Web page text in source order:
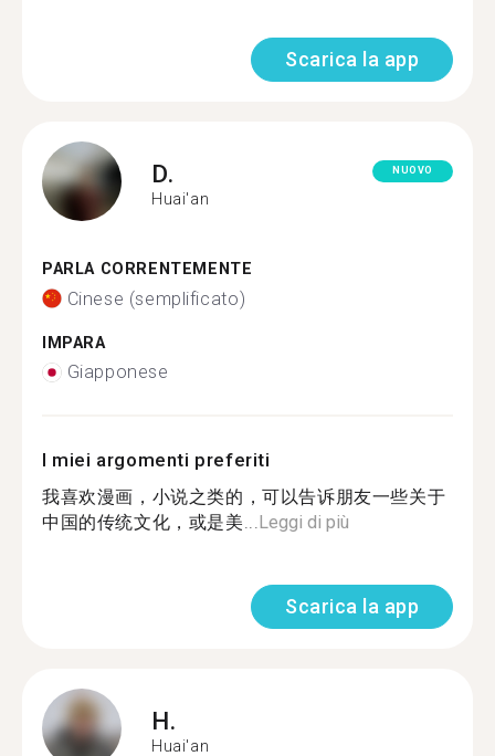
Scarica la app
D.
Huai'an
NUOVO
PARLA CORRENTEMENTE
Cinese (semplificato)
IMPARA
Giapponese
I miei argomenti preferiti
我喜欢漫画，小说之类的，可以告诉朋友一些关于
中国的传统文化，或是美...Leggi di più
Scarica la app
H.
Huai'an